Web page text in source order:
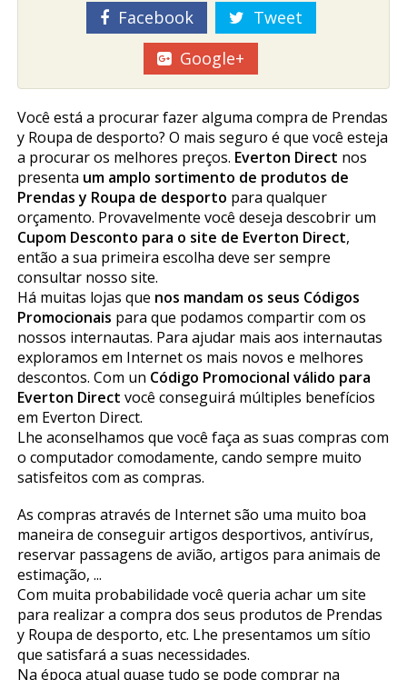
Facebook
Tweet
Google+
Você está a procurar fazer alguma compra de Prendas
y Roupa de desporto? O mais seguro é que você esteja
a procurar os melhores preços. Everton Direct nos
presenta um amplo sortimento de produtos de
Prendas y Roupa de desporto para qualquer
orçamento. Provavelmente você deseja descobrir um
Cupom Desconto para o site de Everton Direct,
então a sua primeira escolha deve ser sempre
consultar nosso site.
Há muitas lojas que nos mandam os seus Códigos
Promocionais para que podamos compartir com os
nossos internautas. Para ajudar mais aos internautas
exploramos em Internet os mais novos e melhores
descontos. Com un Código Promocional válido para
Everton Direct você conseguirá múltiples benefícios
em Everton Direct.
Lhe aconselhamos que você faça as suas compras com
o computador comodamente, ficando sempre muito
satisfeitos com as compras.
As compras através de Internet são uma muito boa
maneira de conseguir artigos desportivos, antivírus,
reservar passagens de avião, artigos para animais de
estimação, ...
Com muita probabilidade você queria achar um site
para realizar a compra dos seus produtos de Prendas
y Roupa de desporto, etc. Lhe presentamos um sítio
que satisfará a suas necessidades.
Na época atual quase tudo se pode comprar na